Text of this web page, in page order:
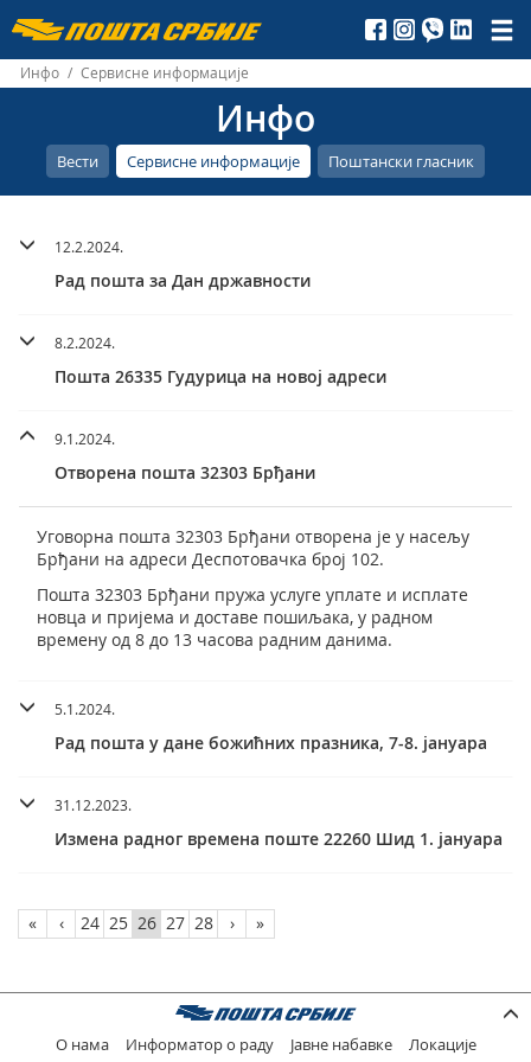
Пошта
Србије
д.о.о.
Инфо / Сервисне информације
Инфо
Вести Сервисне информације Поштански гласник
12.2.2024.
Рад пошта за Дан државности
8.2.2024.
Пошта 26335 Гудурица на новој адреси
9.1.2024.
Отворена пошта 32303 Брђани
Уговорна пошта 32303 Брђани отворена је у насељу
Брђани на адреси Деспотовачка број 102.
Пошта 32303 Брђани пружа услуге уплате и исплате
новца и пријема и доставе пошиљака, у радном
времену од 8 до 13 часова радним данима.
5.1.2024.
Рад пошта у дане божићних празника, 7-8. јануара
31.12.2023.
Измена радног времена поште 22260 Шид 1. јануара
« ‹ 24 25 26 27 28 › »
О нама Информатор о раду Јавне набавке Локације